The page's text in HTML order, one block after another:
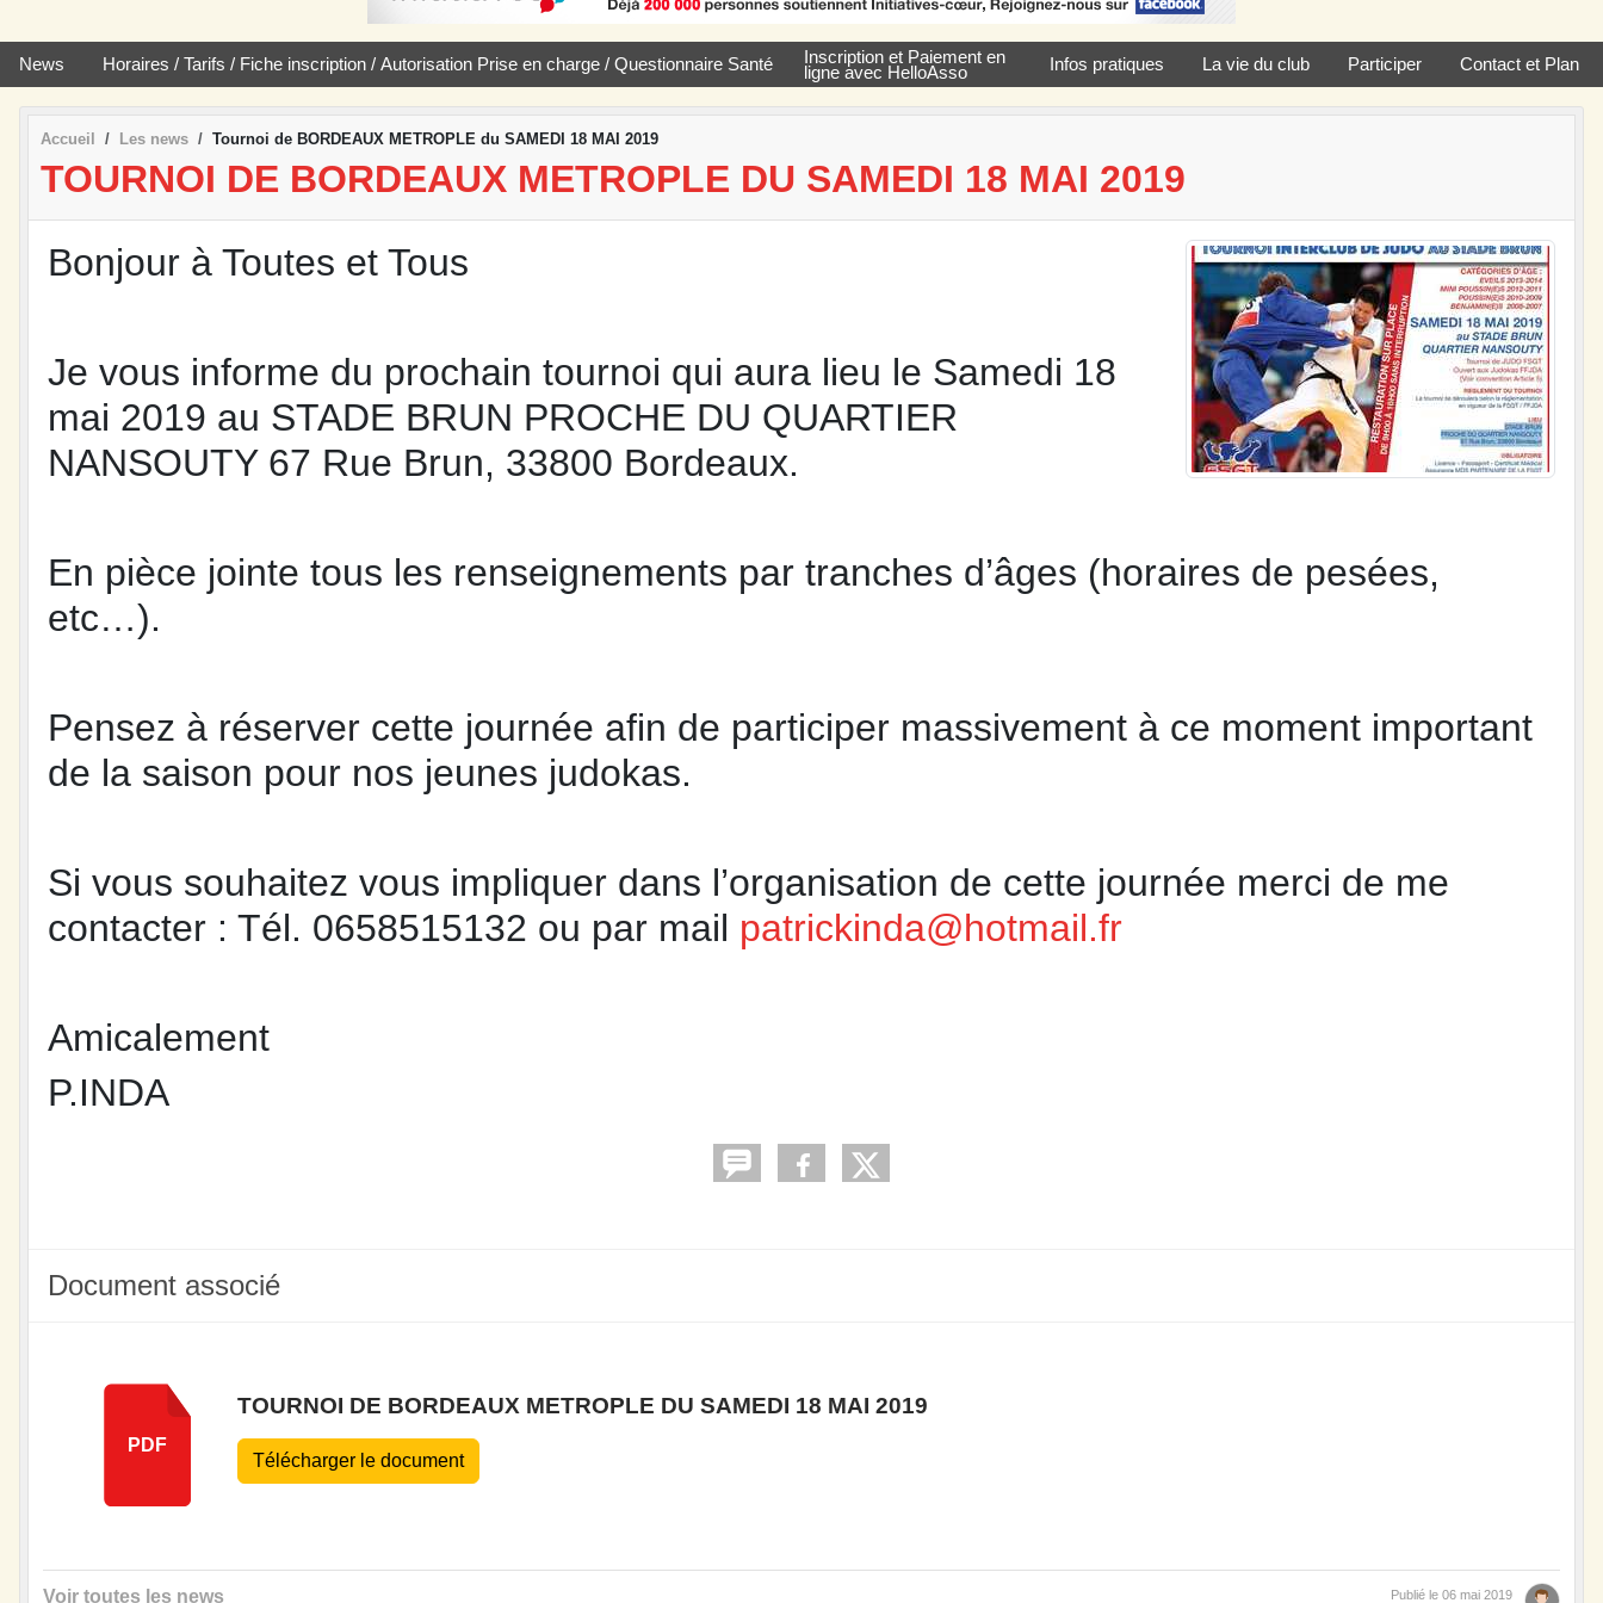
News Horaires / Tarifs / Fiche inscription / Autorisation Prise en charge / Questionnaire Santé Inscription et Paiement en
ligne avec HelloAsso Infos pratiques La vie du club Participer Contact et Plan
Accueil Les news Tournoi de BORDEAUX METROPLE du SAMEDI 18 MAI 2019
TOURNOI DE BORDEAUX METROPLE DU SAMEDI 18 MAI 2019
Bonjour à Toutes et Tous
Je vous informe du prochain tournoi qui aura lieu le Samedi 18
mai 2019 au STADE BRUN PROCHE DU QUARTIER
NANSOUTY 67 Rue Brun, 33800 Bordeaux.
En pièce jointe tous les renseignements par tranches d’âges (horaires de pesées,
etc…).
Pensez à réserver cette journée afin de participer massivement à ce moment important
de la saison pour nos jeunes judokas.
Si vous souhaitez vous impliquer dans l’organisation de cette journée merci de me
contacter : Tél. 0658515132 ou par mail patrickinda@hotmail.fr
Amicalement
P.INDA
Document associé
PDF
TOURNOI DE BORDEAUX METROPLE DU SAMEDI 18 MAI 2019
Télécharger le document
Voir toutes les news Publié le 06 mai 2019